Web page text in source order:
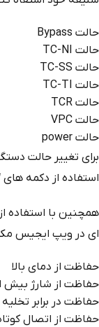
حالت Bypass
حالت TC-NI
حالت TC-SS
حالت TC-TI
حالت TCR
حالت VPC
حالت power
برای تغییر حالت
استفاده از دکمه های
ای در ویپ ایجیس
حفاظت از دمای بالا
حفاظت از شارژ بیش
حفاظت در برابر
حفاظت از اتصال